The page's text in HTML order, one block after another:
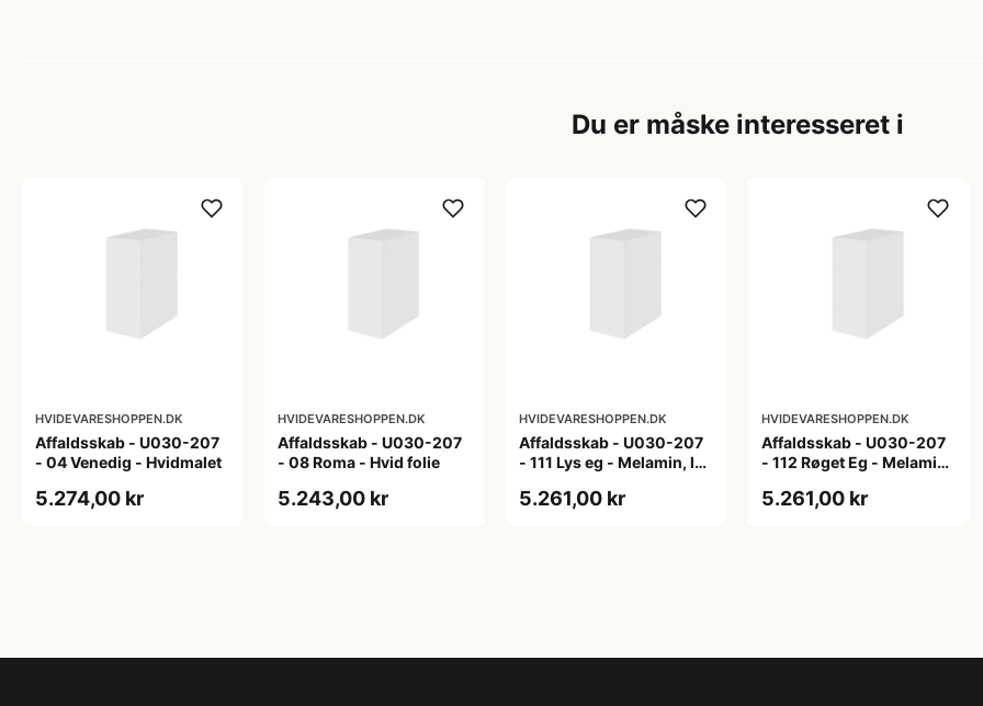
Du er måske interesseret i
HVIDEVARESHOPPEN.DK
Affaldsskab - U030-207
- 04 Venedig - Hvidmalet
5.274,00 kr
HVIDEVARESHOPPEN.DK
Affaldsskab - U030-207
- 08 Roma - Hvid folie
5.243,00 kr
HVIDEVARESHOPPEN.DK
Affaldsskab - U030-207
- 111 Lys eg - Melamin, lys
5.261,00 kr
HVIDEVARESHOPPEN.DK
Affaldsskab - U030-207
- 112 Røget Eg - Melamin,
5.261,00 kr